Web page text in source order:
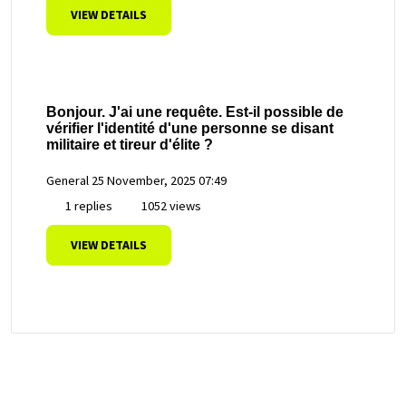
VIEW DETAILS
Bonjour. J'ai une requête. Est-il possible de
vérifier l'identité d'une personne se disant
militaire et tireur d'élite ?
General 25 November, 2025 07:49
1 replies
1052 views
VIEW DETAILS